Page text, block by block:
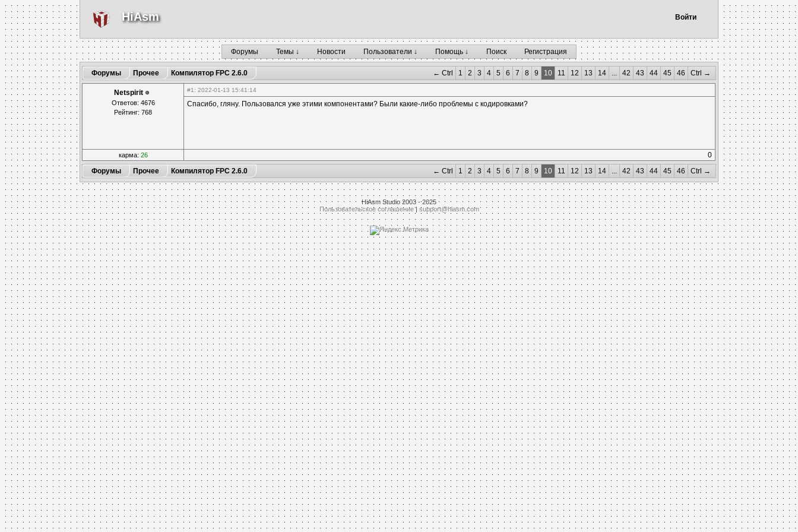
HiAsm Войти
Форумы Темы ↓ Новости Пользователи ↓ Помощь ↓ Поиск Регистрация
Форумы Прочее Компилятор FPC 2.6.0 ← Ctrl 1 2 3 4 5 6 7 8 9 10 11 12 13 14 ... 42 43 44 45 46 Ctrl →
Netspirit
Ответов: 4676
Рейтинг: 768
#1 : 2022-01-13 15:41:14
Спасибо, гляну. Пользовался уже этими компонентами? Были какие-либо проблемы с кодировками?
карма: 26
0
Форумы
Прочее Компилятор FPC 2.6.0 ← Ctrl 1 2 3 4 5 6 7 8 9 10 11 12 13 14 ... 42 43 44 45 46 Ctrl →
HiAsm Studio 2003 - 2025
Пользовательское соглашение| support@hiasm.com